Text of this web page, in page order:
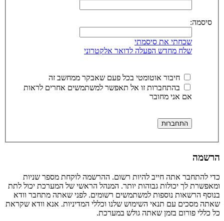
סיסמה:
שכחתי את סיסמתי
שלח מחדש הפעלה לדואר אלקטרוני
חיבור אוטומטי בכל פעם שאבקר ממחשב זה
בהתחברות זו אל תאפשר למשתמשים אחרים לראות
אם אני מחובר
הרשמה
כדי להתחבר אתה חייב להיות רשום. ההרשמה לוקחת מספר שניות
ומאפשרת לך יכולות גבוהות יותר. המנהל הראשי של המערכת יכול לתת
בנוסף הרשאות נוספות למשתמשים רשומים. לפני שאתה מתחבר וודא
שאתה מסכים עם תנאי השימוש שלנו וכללי המדיניות. אנא וודא שקראת
כל כללי פורום בזמן שאתה גולש במערכת.